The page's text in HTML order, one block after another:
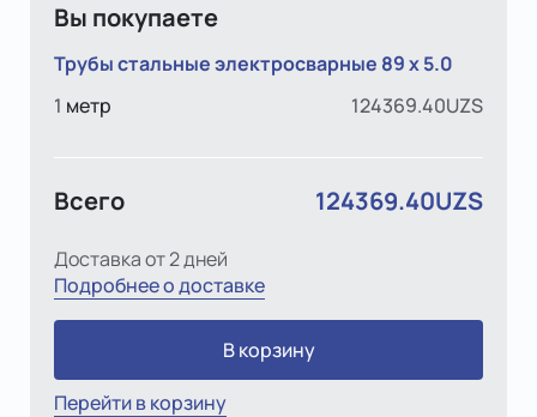
Вы покупаете
Трубы стальные электросварные 89 х 5.0
1 метр 124369.40UZS
Всего 124369.40UZS
Доставка от 2 дней
Подробнее о доставке
В корзину
Перейти в корзину